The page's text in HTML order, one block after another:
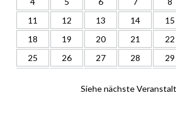
11
12 13 14 15
18
19 20 21 22
25
26 27 28 29
Siehe nächste